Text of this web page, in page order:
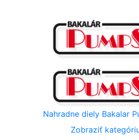
Nahradne diely Bakalar
Zobraziť